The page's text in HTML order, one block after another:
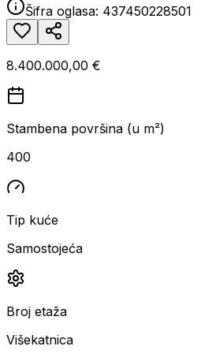
Šifra oglasa: 437450228501
8.400.000,00 €
Stambena površina (u m²)
400
Tip kuće
Samostojeća
Broj etaža
Višekatnica